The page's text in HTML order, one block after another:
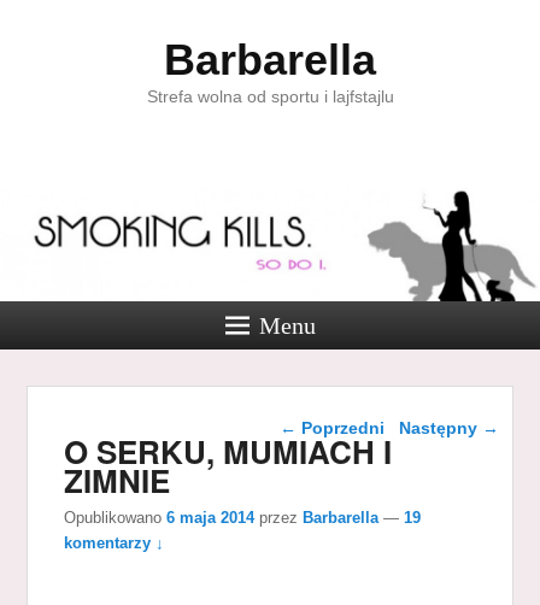
Barbarella
Strefa wolna od sportu i lajfstajlu
Menu
Nawigacja wpisu
← Poprzedni Następny →
O SERKU, MUMIACH I
ZIMNIE
Opublikowano6 maja 2014 przez Barbarella —19
komentarzy ↓